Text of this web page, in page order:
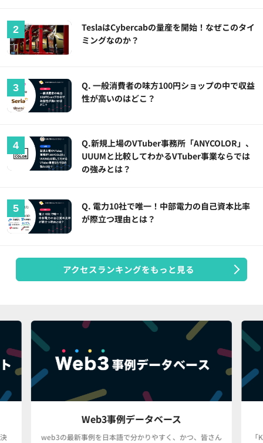
TeslaはCybercabの量産を開始！なぜこのタイ
ミングなのか？
Q. 一般消費者の味方100円ショップの中で収益
性が高いのはどこ？
Q.新規上場のVTuber事務所「ANYCOLOR」、
UUUMと比較してわかるVTuber事業ならでは
の強みとは？
Q. 電力10社で唯一！中部電力の自己資本比率
が際立つ理由とは？
アクセスランキングをもっと見る
Web3事例データベース
web3の最新事例を日本語で分かりやすく、かつ、皆さん